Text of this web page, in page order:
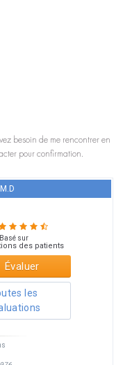
besoin de me rencontrer en
pour confirmation.